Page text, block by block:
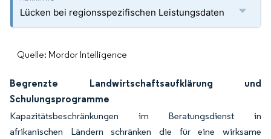
Lücken bei regionsspezifischen Leistungsdaten
Quelle: Mordor Intelligence
Begrenzte Landwirtschaftsaufklärung und
Schulungsprogramme
Kapazitätsbeschränkungen im Beratungsdienst in
afrikanischen Ländern schränken die für eine wirksame